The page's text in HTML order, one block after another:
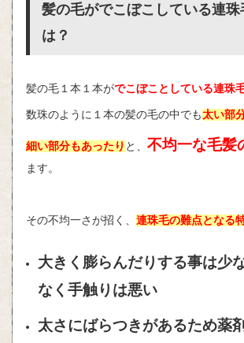
髪の毛がでこぼこしている連珠
は？
髪の毛１本１本がでこぼことしている連珠
数珠のように１本の髪の毛の中でも太い部
細い部分もあったり と、 不均一な毛髪
ます。
その不均一さが招く、 連珠毛の難点となる
大きく膨らんだりする事は少
なく手触りは悪い
太さにばらつきがあるため薬